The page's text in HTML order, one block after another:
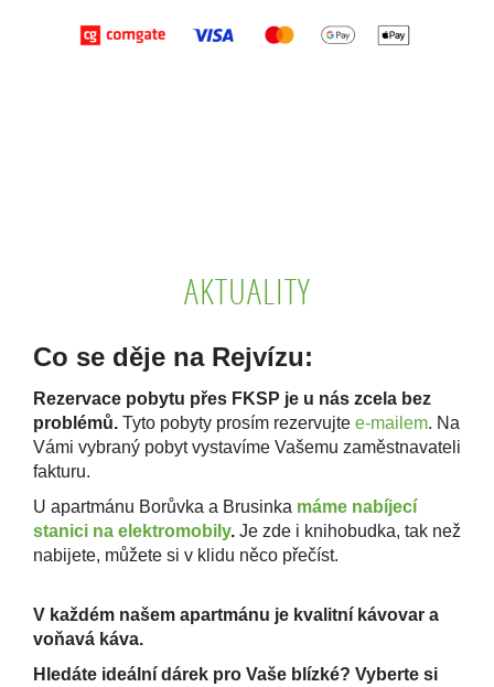
AKTUALITY
Co se děje na Rejvízu:
Rezervace pobytu přes FKSP je u nás zcela bez
problémů. Tyto pobyty prosím rezervujte e-mailem. Na
Vámi vybraný pobyt vystavíme Vašemu zaměstnavateli
fakturu.
U apartmánu Borůvka a Brusinka máme nabíjecí
stanici na elektromobily. Je zde i knihobudka, tak než
nabijete, můžete si v klidu něco přečíst.
V každém našem apartmánu je kvalitní kávovar a
voňavá káva.
Hledáte ideální dárek pro Vaše blízké? Vyberte si